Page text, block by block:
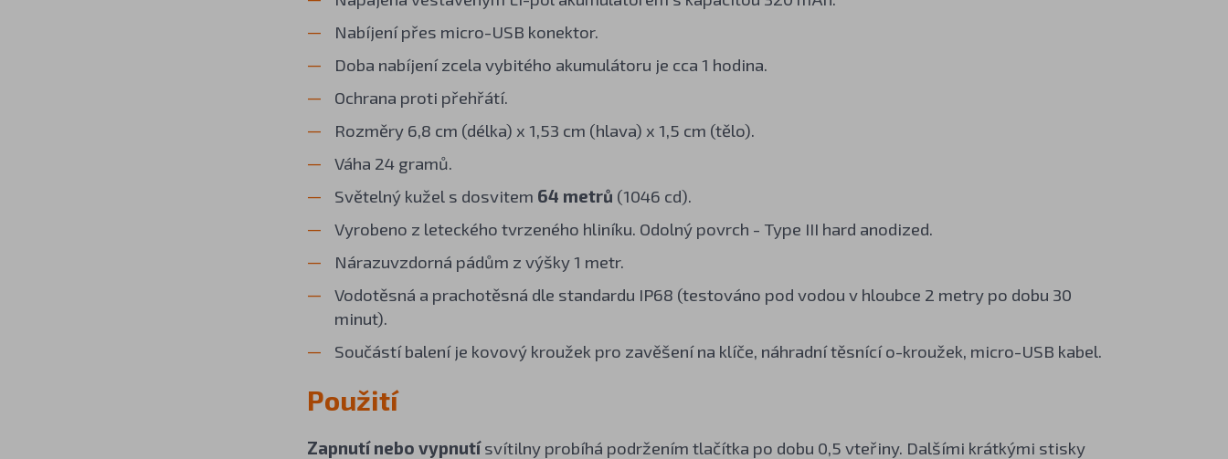
Nabíjení přes micro-USB konektor.
Doba nabíjení zcela vybitého akumulátoru je cca 1 hodina.
Ochrana proti přehřátí.
Rozměry 6,8 cm (délka) x 1,53 cm (hlava) x 1,5 cm (tělo).
Váha 24 gramů.
Světelný kužel s dosvitem 64 metrů (1046 cd).
Vyrobeno z leteckého tvrzeného hliníku. Odolný povrch - Type III hard anodized.
Nárazuvzdorná pádům z výšky 1 metr.
Vodotěsná a prachotěsná dle standardu IP68 (testováno pod vodou v hloubce 2 metry po dobu 30
minut).
Součástí balení je kovový kroužek pro zavěšení na klíče, náhradní těsnící o-kroužek, micro-USB kabel.
Použití
Zapnutí nebo vypnutísvítilny probíhá podržením tlačítka po dobu 0,5 vteřiny. Dalšími krátkými stisky